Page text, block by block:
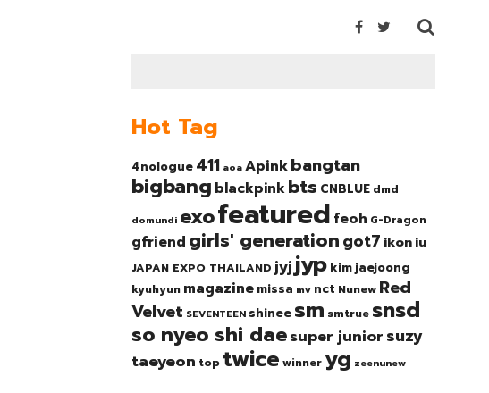
Hot Tag
4nologue 411 aoaApinkbangtan
bigbang blackpinkbts CNBLUE dmd
domundi exofeatured feoh G-Dragon
gfriend girls' generationgot7 ikoniu
JAPAN EXPO THAILAND jyjjyp kim jaejoong
kyuhyun magazine missa mv nct Nunew Red
Velvet SEVENTEEN shinee sm smtrue snsd
so nyeo shi daesuper junior suzy
taeyeon top twice winner yg zeenunew